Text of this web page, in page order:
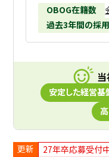
OBOG在籍数
過去3年間の採
安定した経営基
更新
27年卒応募受付